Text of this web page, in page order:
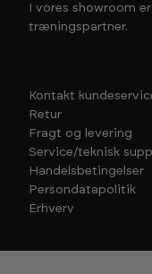
I vores showroom
træningspartner.
Kontakt
Retur
Fragt og levering
Service/teknisk
Handelsbetingelser
Persondatapolitik
Erhverv